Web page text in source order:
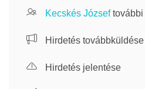
Kecskés Józseftovábbi
Hirdetés továbbküldése
Hirdetés jelentése